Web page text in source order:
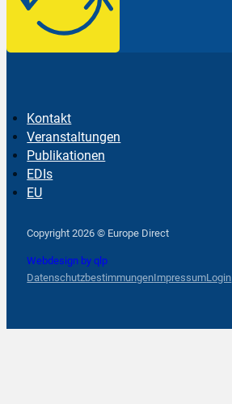
Kontakt
Veranstaltungen
Publikationen
EDIs
EU
Copyright 2026 © Europe Direct
Webdesign by qlp
DatenschutzbestimmungenImpressumLogin